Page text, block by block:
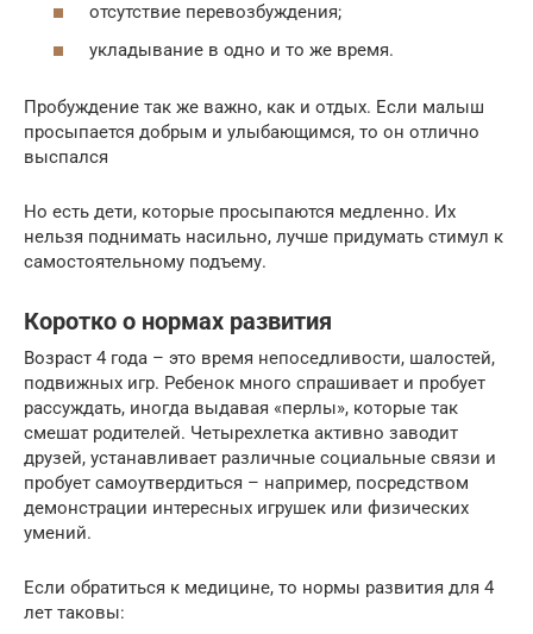
отсутствие перевозбуждения;
укладывание в одно и то же время.
Пробуждение так же важно, как и отдых. Если малыш
просыпается добрым и улыбающимся, то он отлично
выспался
Но есть дети, которые просыпаются медленно. Их
нельзя поднимать насильно, лучше придумать стимул к
самостоятельному подъему.
Коротко о нормах развития
Возраст 4 года – это время непоседливости, шалостей,
подвижных игр. Ребенок много спрашивает и пробует
рассуждать, иногда выдавая «перлы», которые так
смешат родителей. Четырехлетка активно заводит
друзей, устанавливает различные социальные связи и
пробует самоутвердиться – например, посредством
демонстрации интересных игрушек или физических
умений.
Если обратиться к медицине, то нормы развития для 4
лет таковы: